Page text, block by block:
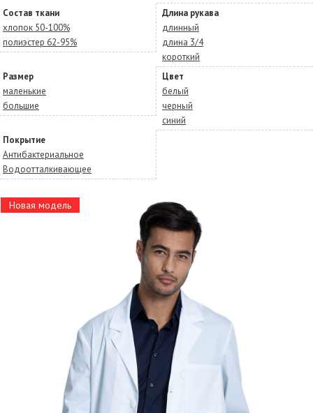
Состав ткани
хлопок 50-100%
полиэстер 62-95%
Длина рукава
длинный
длина 3/4
короткий
Размер
маленькие
большие
Цвет
белый
черный
синий
Покрытие
Антибактериальное
Водоотталкивающее
Новая модель